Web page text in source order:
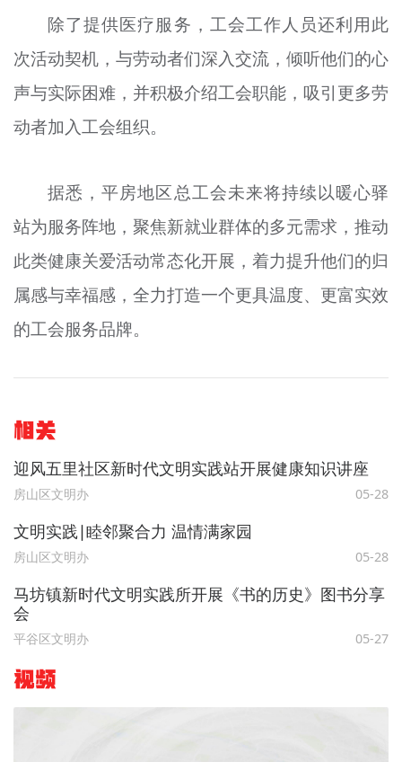
除了提供医疗服务，工会工作人员还利用此
次活动契机，与劳动者们深入交流，倾听他们的心
声与实际困难，并积极介绍工会职能，吸引更多劳
动者加入工会组织。
据悉，平房地区总工会未来将持续以暖心驿
站为服务阵地，聚焦新就业群体的多元需求，推动
此类健康关爱活动常态化开展，着力提升他们的归
属感与幸福感，全力打造一个更具温度、更富实效
的工会服务品牌。
相关
迎风五里社区新时代文明实践站开展健康知识讲座
房山区文明办 05-28
文明实践∣睦邻聚合力 温情满家园
房山区文明办 05-28
马坊镇新时代文明实践所开展《书的历史》图书分享
会
平谷区文明办 05-27
视频